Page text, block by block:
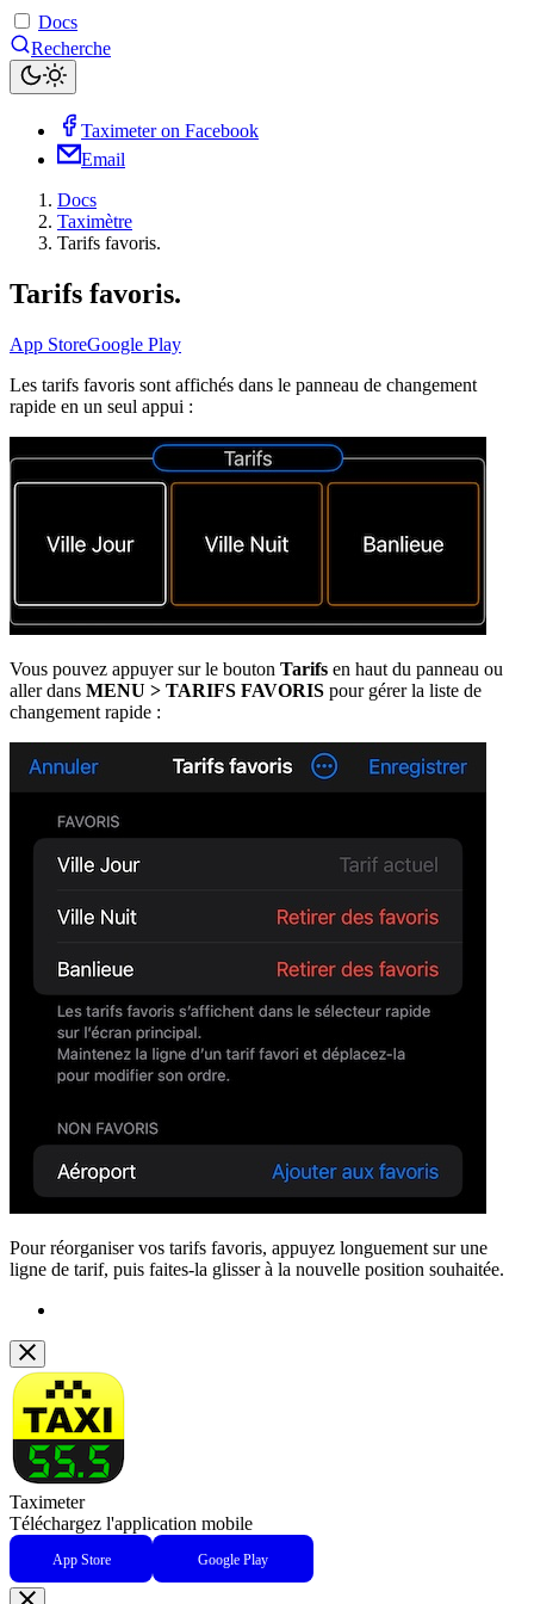
Docs
Recherche
Taximeter on Facebook
Email
Docs
Taximètre
Tarifs favoris.
Tarifs favoris.
App StoreGoogle Play
Les tarifs favoris sont affichés dans le panneau de changement
rapide en un seul appui :
Vous pouvez appuyer sur le bouton Tarifs en haut du panneau ou
aller dans MENU > TARIFS FAVORIS pour gérer la liste de
changement rapide :
Pour réorganiser vos tarifs favoris, appuyez longuement sur une
ligne de tarif, puis faites-la glisser à la nouvelle position souhaitée.
Taximeter
Téléchargez l'application mobile
App Store Google Play